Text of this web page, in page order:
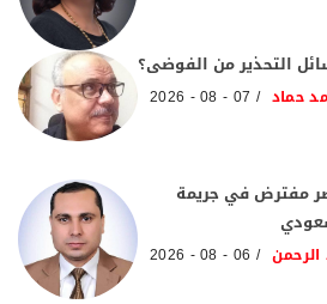
التحذير من الفوضى؟
حماد 07 - 08 - 2026
مفترض في جريمة
الرحمن 06 - 08 - 2026